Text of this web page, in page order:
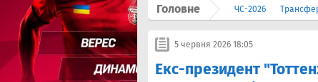
Головне ЧС-2026
5 червня 2026 18:05
Екс-президент